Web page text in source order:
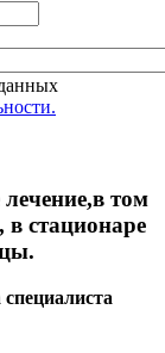
том
в стационаре